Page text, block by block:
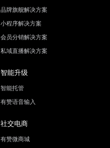
品牌旗舰解决方案
小程序解决方案
会员分销解决方案
私域直播解决方案
智能升级
智能托管
有赞语音输入
社交电商
有赞微商城